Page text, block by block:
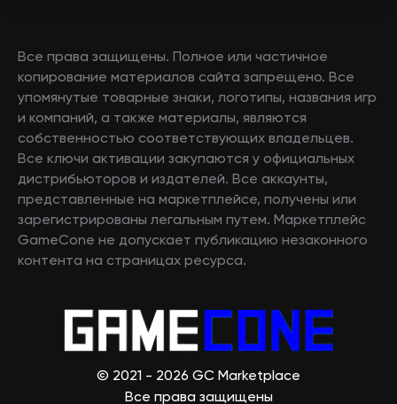
Все права защищены. Полное или частичное
копирование материалов сайта запрещено. Все
упомянутые товарные знаки, логотипы, названия игр
и компаний, а также материалы, являются
собственностью соответствующих владельцев.
Все ключи активации закупаются у официальных
дистрибьюторов и издателей. Все аккаунты,
представленные на маркетплейсе, получены или
зарегистрированы легальным путем. Маркетплейс
GameCone не допускает публикацию незаконного
контента на страницах ресурса.
© 2021 - 2026 GC Marketplace
Все права защищены